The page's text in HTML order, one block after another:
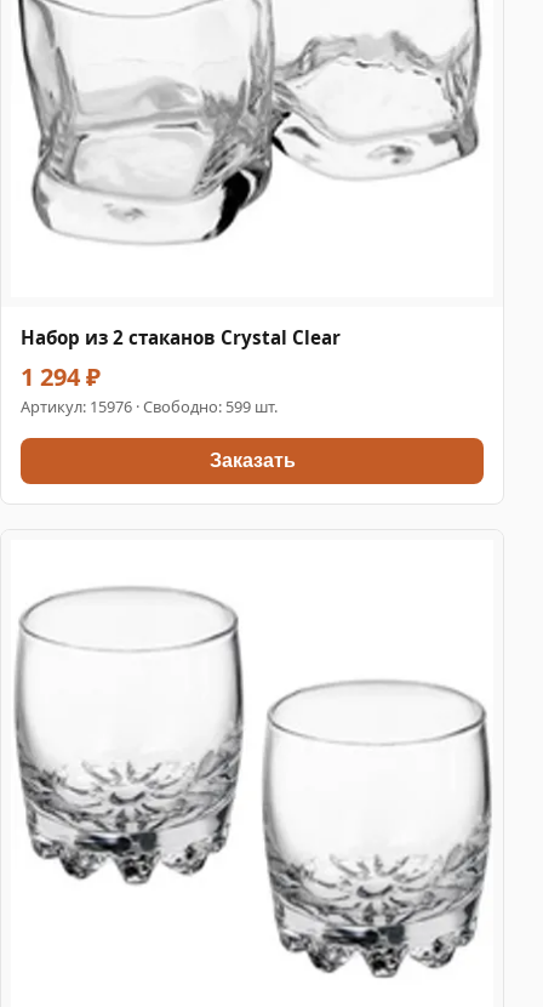
Набор из 2 стаканов Crystal Clear
1 294 ₽
Артикул: 15976 · Свободно: 599 шт.
Заказать